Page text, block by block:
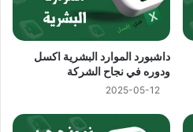
داشبورد الموارد البشرية اكسل
ودوره في نجاح الشركة
2025-05-12